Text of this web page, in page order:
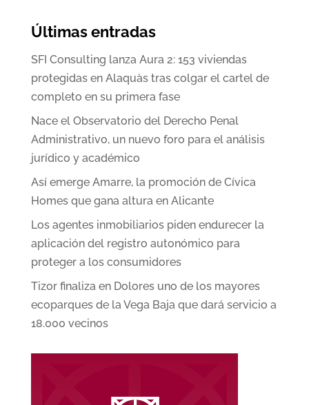
Últimas entradas
SFI Consulting lanza Aura 2: 153 viviendas
protegidas en Alaquàs tras colgar el cartel de
completo en su primera fase
Nace el Observatorio del Derecho Penal
Administrativo, un nuevo foro para el análisis
jurídico y académico
Así emerge Amarre, la promoción de Cívica
Homes que gana altura en Alicante
Los agentes inmobiliarios piden endurecer la
aplicación del registro autonómico para
proteger a los consumidores
Tizor finaliza en Dolores uno de los mayores
ecoparques de la Vega Baja que dará servicio a
18.000 vecinos